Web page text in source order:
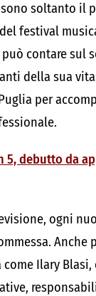
soltanto il
festival
contare sul
della sua
per
5, debutto da
ogni
Anche
Ilary